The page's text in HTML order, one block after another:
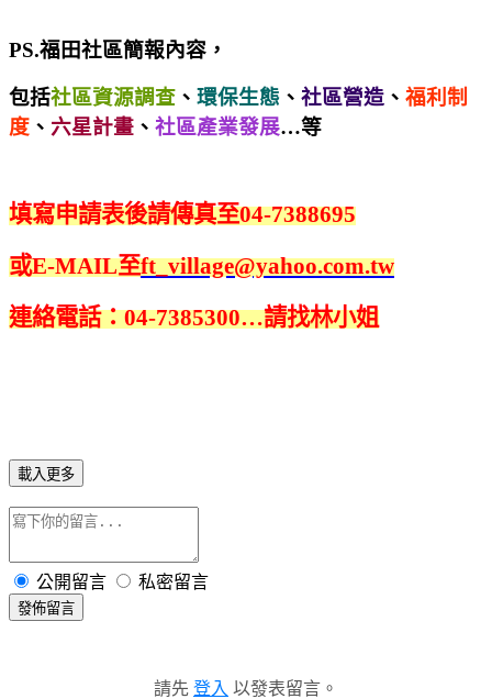
PS.福田社區簡報內容，
包括社區資源調查 、 環保生態 、 社區營造 、 福利制
度 、 六星計畫 、 社區產業發展…等
填寫申請表後請傳真至04-7388695
或E-MAIL至ft_village@yahoo.com.tw
連絡電話：04-7385300…請找林小姐
載入更多
公開留言 私密留言
發佈留言
請先 登入 以發表留言。